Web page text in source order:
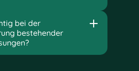
bei der
bestehender